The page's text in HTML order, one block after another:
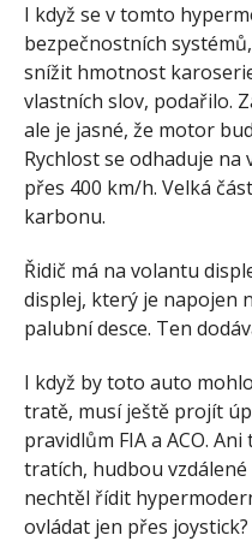
I když se v tomto
bezpečnostních
snížit hmotnost
vlastních slov, podařilo.
ale je jasné, že motor
Rychlost se odhaduje na
přes 400 km/h. Velká
karbonu.
Řidič má na volantu
displej, který je napojen
palubní desce. Ten
I když by toto auto
tratě, musí ještě projít
pravidlům FIA a ACO.
tratích, hudbou
nechtěl řídit
ovládat jen přes joystick?